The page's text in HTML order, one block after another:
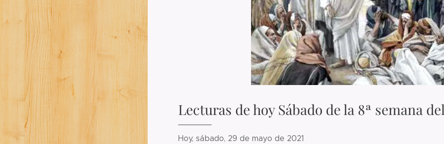
Lecturas de hoy Sábado de la 8ª semana
Hoy, sábado, 29 de mayo de 2021